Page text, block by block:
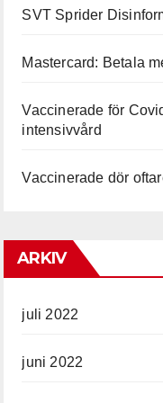
SVT Sprider
Mastercard: Betala
Vaccinerade för
intensivvård
Vaccinerade dör
ARKIV
juli 2022
juni 2022